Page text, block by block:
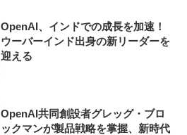
OpenAI、インドでの成長を加速！
ウーバーインド出身の新リーダーを
迎える
OpenAI共同創設者グレッグ・ブロ
ックマンが製品戦略を掌握、新時代